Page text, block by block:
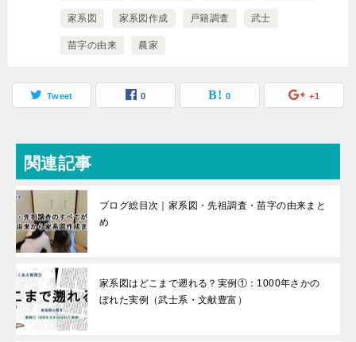
家系図 家系図作成 戸籍調査 武士
苗字の由来 農家
Tweet 0 0 +1
関連記事
ブログ総目次｜家系図・先祖調査・苗字の由来まと
め
家系図はどこまで遡れる？実例①：1000年さかの
ぼれた実例（武士系・文献豊富）